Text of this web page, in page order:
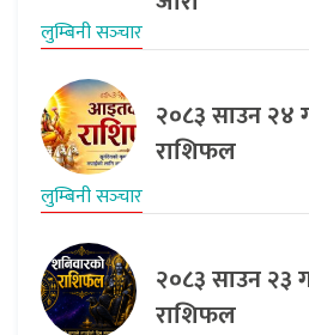
लुम्बिनी सञ्‍चार
२०८३ साउन
राशिफल
लुम्बिनी सञ्‍चार
२०८३ साउन २३
राशिफल